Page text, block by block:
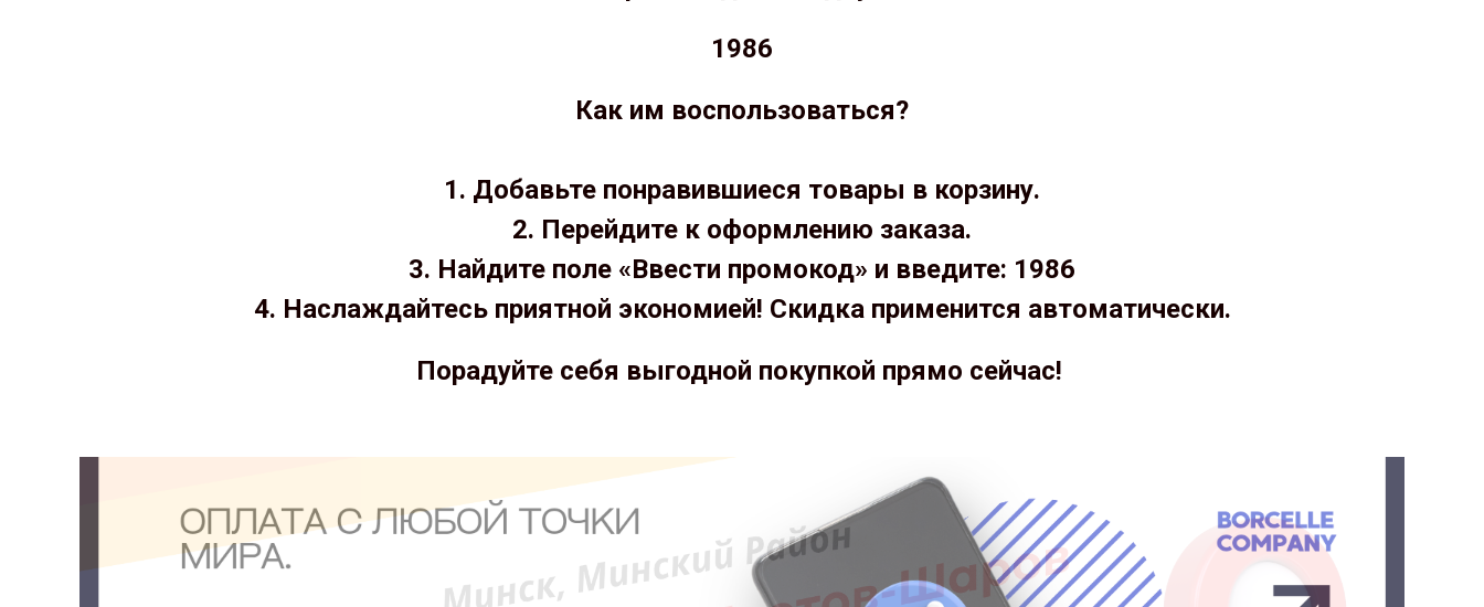
1986
Как им воспользоваться?
1. Добавьте понравившиеся товары в корзину.
2. Перейдите к оформлению заказа.
3. Найдите поле «Ввести промокод» и введите: 1986
4. Наслаждайтесь приятной экономией! Скидка применится автоматически.
Порадуйте себя выгодной покупкой прямо сейчас!